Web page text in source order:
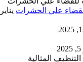
يناير 10, 2020